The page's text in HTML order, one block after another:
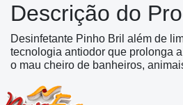
Descrição do
Desinfetante Pinho Bril além de
tecnologia antiodor que prolonga
o mau cheiro de banheiros,